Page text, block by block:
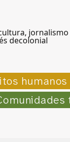
jornalismo
decolonial
humanos